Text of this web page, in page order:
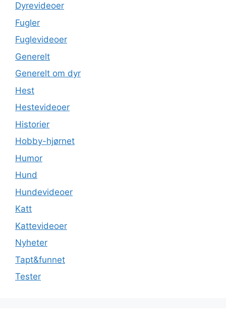
Dyrevideoer
Fugler
Fuglevideoer
Generelt
Generelt om dyr
Hest
Hestevideoer
Historier
Hobby-hjørnet
Humor
Hund
Hundevideoer
Katt
Kattevideoer
Nyheter
Tapt&funnet
Tester